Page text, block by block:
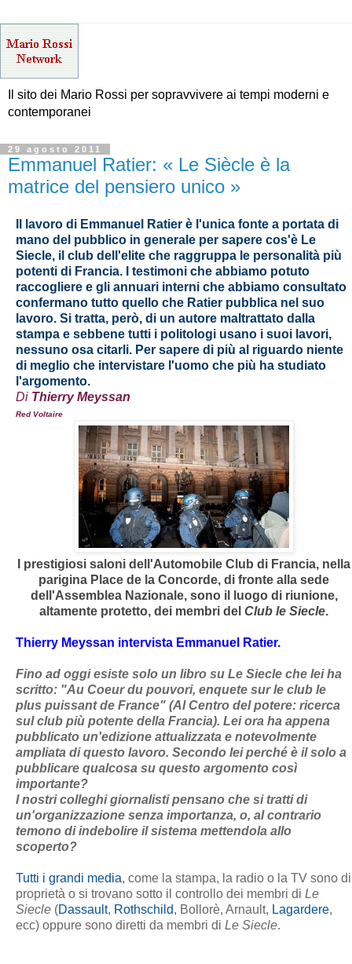
Il sito dei Mario Rossi per sopravvivere ai tempi moderni e
contemporanei
29 agosto 2011
Emmanuel Ratier: « Le Siècle è la
matrice del pensiero unico »
Il lavoro di Emmanuel Ratier è l'unica fonte a portata di
mano del pubblico in generale per sapere cos'è Le
Siecle, il club dell'elite che raggruppa le personalità più
potenti di Francia. I testimoni che abbiamo potuto
raccogliere e gli annuari interni che abbiamo consultato
confermano tutto quello che Ratier pubblica nel suo
lavoro. Si tratta, però, di un autore maltrattato dalla
stampa e sebbene tutti i politologi usano i suoi lavori,
nessuno osa citarli. Per sapere di più al riguardo niente
di meglio che intervistare l'uomo che più ha studiato
l'argomento.
Di Thierry Meyssan
Red Voltaire
I prestigiosi saloni dell'Automobile Club di Francia, nella
parigina Place de la Concorde, di fronte alla sede
dell'Assemblea Nazionale, sono il luogo di riunione,
altamente protetto, dei membri del Club le Siecle.
Thierry Meyssan intervista Emmanuel Ratier.
Fino ad oggi esiste solo un libro su Le Siecle che lei ha
scritto: "Au Coeur du pouvori, enquete sur le club le
plus puissant de France" (Al Centro del potere: ricerca
sul club più potente della Francia). Lei ora ha appena
pubblicato un'edizione attualizzata e notevolmente
ampliata di questo lavoro. Secondo lei perché è il solo a
pubblicare qualcosa su questo argomento così
importante?
I nostri colleghi giornalisti pensano che si tratti di
un'organizzazione senza importanza, o, al contrario
temono di indebolire il sistema mettendola allo
scoperto?
Tutti i grandi media, come la stampa, la radio o la TV sono di
proprietà o si trovano sotto il controllo dei membri di Le
Siecle (Dassault, Rothschild, Bollorè, Arnault, Lagardere,
ecc) oppure sono diretti da membri di Le Siecle.